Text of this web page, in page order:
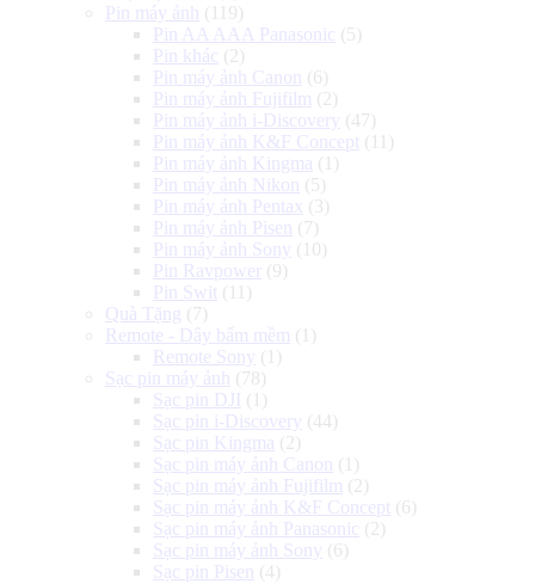
Pin máy ảnh
(119)
Pin AA AAA Panasonic (5)
Pin khác (2)
Pin máy ảnh Canon
(6)
Pin máy ảnh Fujifilm (2)
Pin máy ảnh i-Discovery (47)
Pin máy ảnh K&F Concept (11)
Pin máy ảnh Kingma (1)
Pin máy ảnh Nikon
(5)
Pin máy ảnh Pentax (3)
Pin máy ảnh Pisen
(7)
Pin máy ảnh Sony (10)
Pin Ravpower
(9)
Pin Swit (11)
Quà Tặng (7)
Remote - Dây bấm mềm (1)
Remote Sony (1)
Sạc pin máy ảnh
(78)
Sạc pin DJI (1)
Sạc pin i-Discovery (44)
Sạc pin Kingma (2)
Sạc pin máy ảnh Canon
(1)
Sạc pin máy ảnh Fujifilm (2)
Sạc pin máy ảnh K&F Concept (6)
Sạc pin máy ảnh Panasonic (2)
Sạc pin máy ảnh Sony (6)
Sạc pin Pisen
(4)